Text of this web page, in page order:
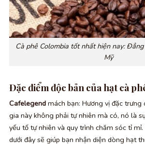
Cà phê Colombia tốt nhất hiện nay:
Mỹ
Đặc điểm độc bản của hạt cà
Cafelegend mách bạn: Hương vị đặc trưng
gia này không phải tự nhiên mà có, nó là
yếu tố tự nhiên và quy trình chăm sóc tỉ
dưới đây sẽ giúp bạn nhận diện dòng hạt